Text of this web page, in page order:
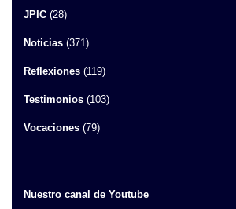
JPIC (28)
Noticias (371)
Reflexiones (119)
Testimonios (103)
Vocaciones (79)
Nuestro canal de Youtube